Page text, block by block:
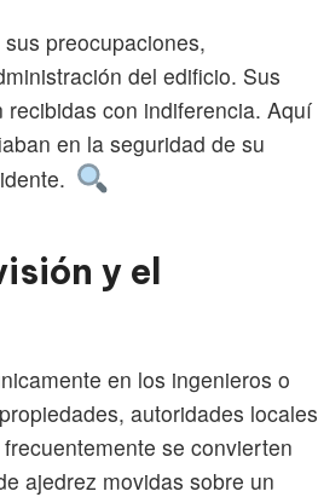
preocupaciones,
del edificio. Sus
con indiferencia. Aquí
en la seguridad de su
y el
en los ingenieros o
autoridades locales
se convierten
ajedrez movidas sobre un